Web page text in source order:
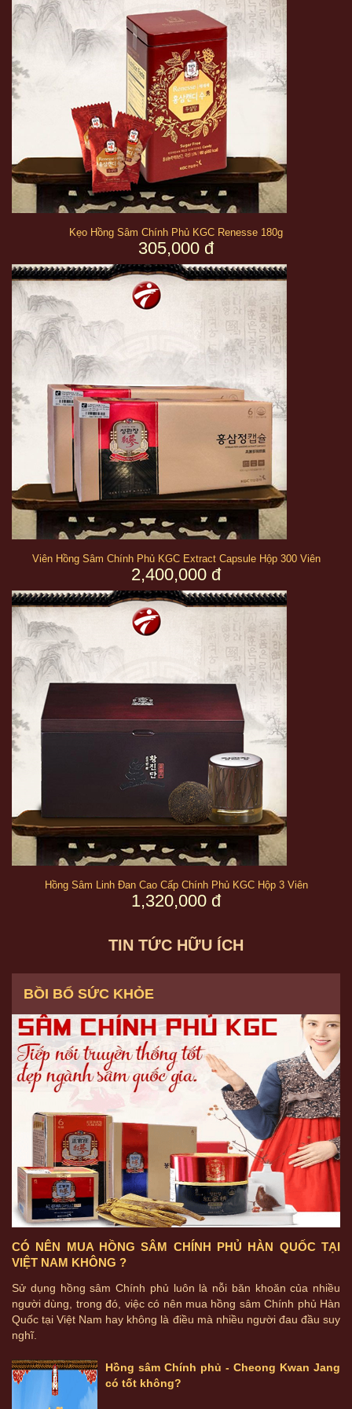
làm quà biếu giành cho các lãnh đạo cấp cao khi đến thăm đất
nước Hàn Quốc.
Một số thông tin của sản phẩm:
Kẹo Hồng Sâm Chính Phủ KGC Renesse 180g
305,000 đ
Viên Hồng Sâm Chính Phủ KGC Extract Capsule Hộp 300 Viên
2,400,000 đ
Hồng Sâm Linh Đan Cao Cấp Chính Phủ KGC Hộp 3 Viên
1,320,000 đ
TIN TỨC HỮU ÍCH
BỒI BỔ SỨC KHỎE
CÓ NÊN MUA HỒNG SÂM CHÍNH PHỦ HÀN QUỐC TẠI
VIỆT NAM KHÔNG ?
Sử dụng hồng sâm Chính phủ luôn là nỗi băn khoăn của nhiều
người dùng, trong đó, việc có nên mua hồng sâm Chính phủ Hàn
Quốc tại Việt Nam hay không là điều mà nhiều người đau đầu suy
nghĩ.
Hồng sâm Chính phủ - Cheong Kwan Jang
có tốt không?